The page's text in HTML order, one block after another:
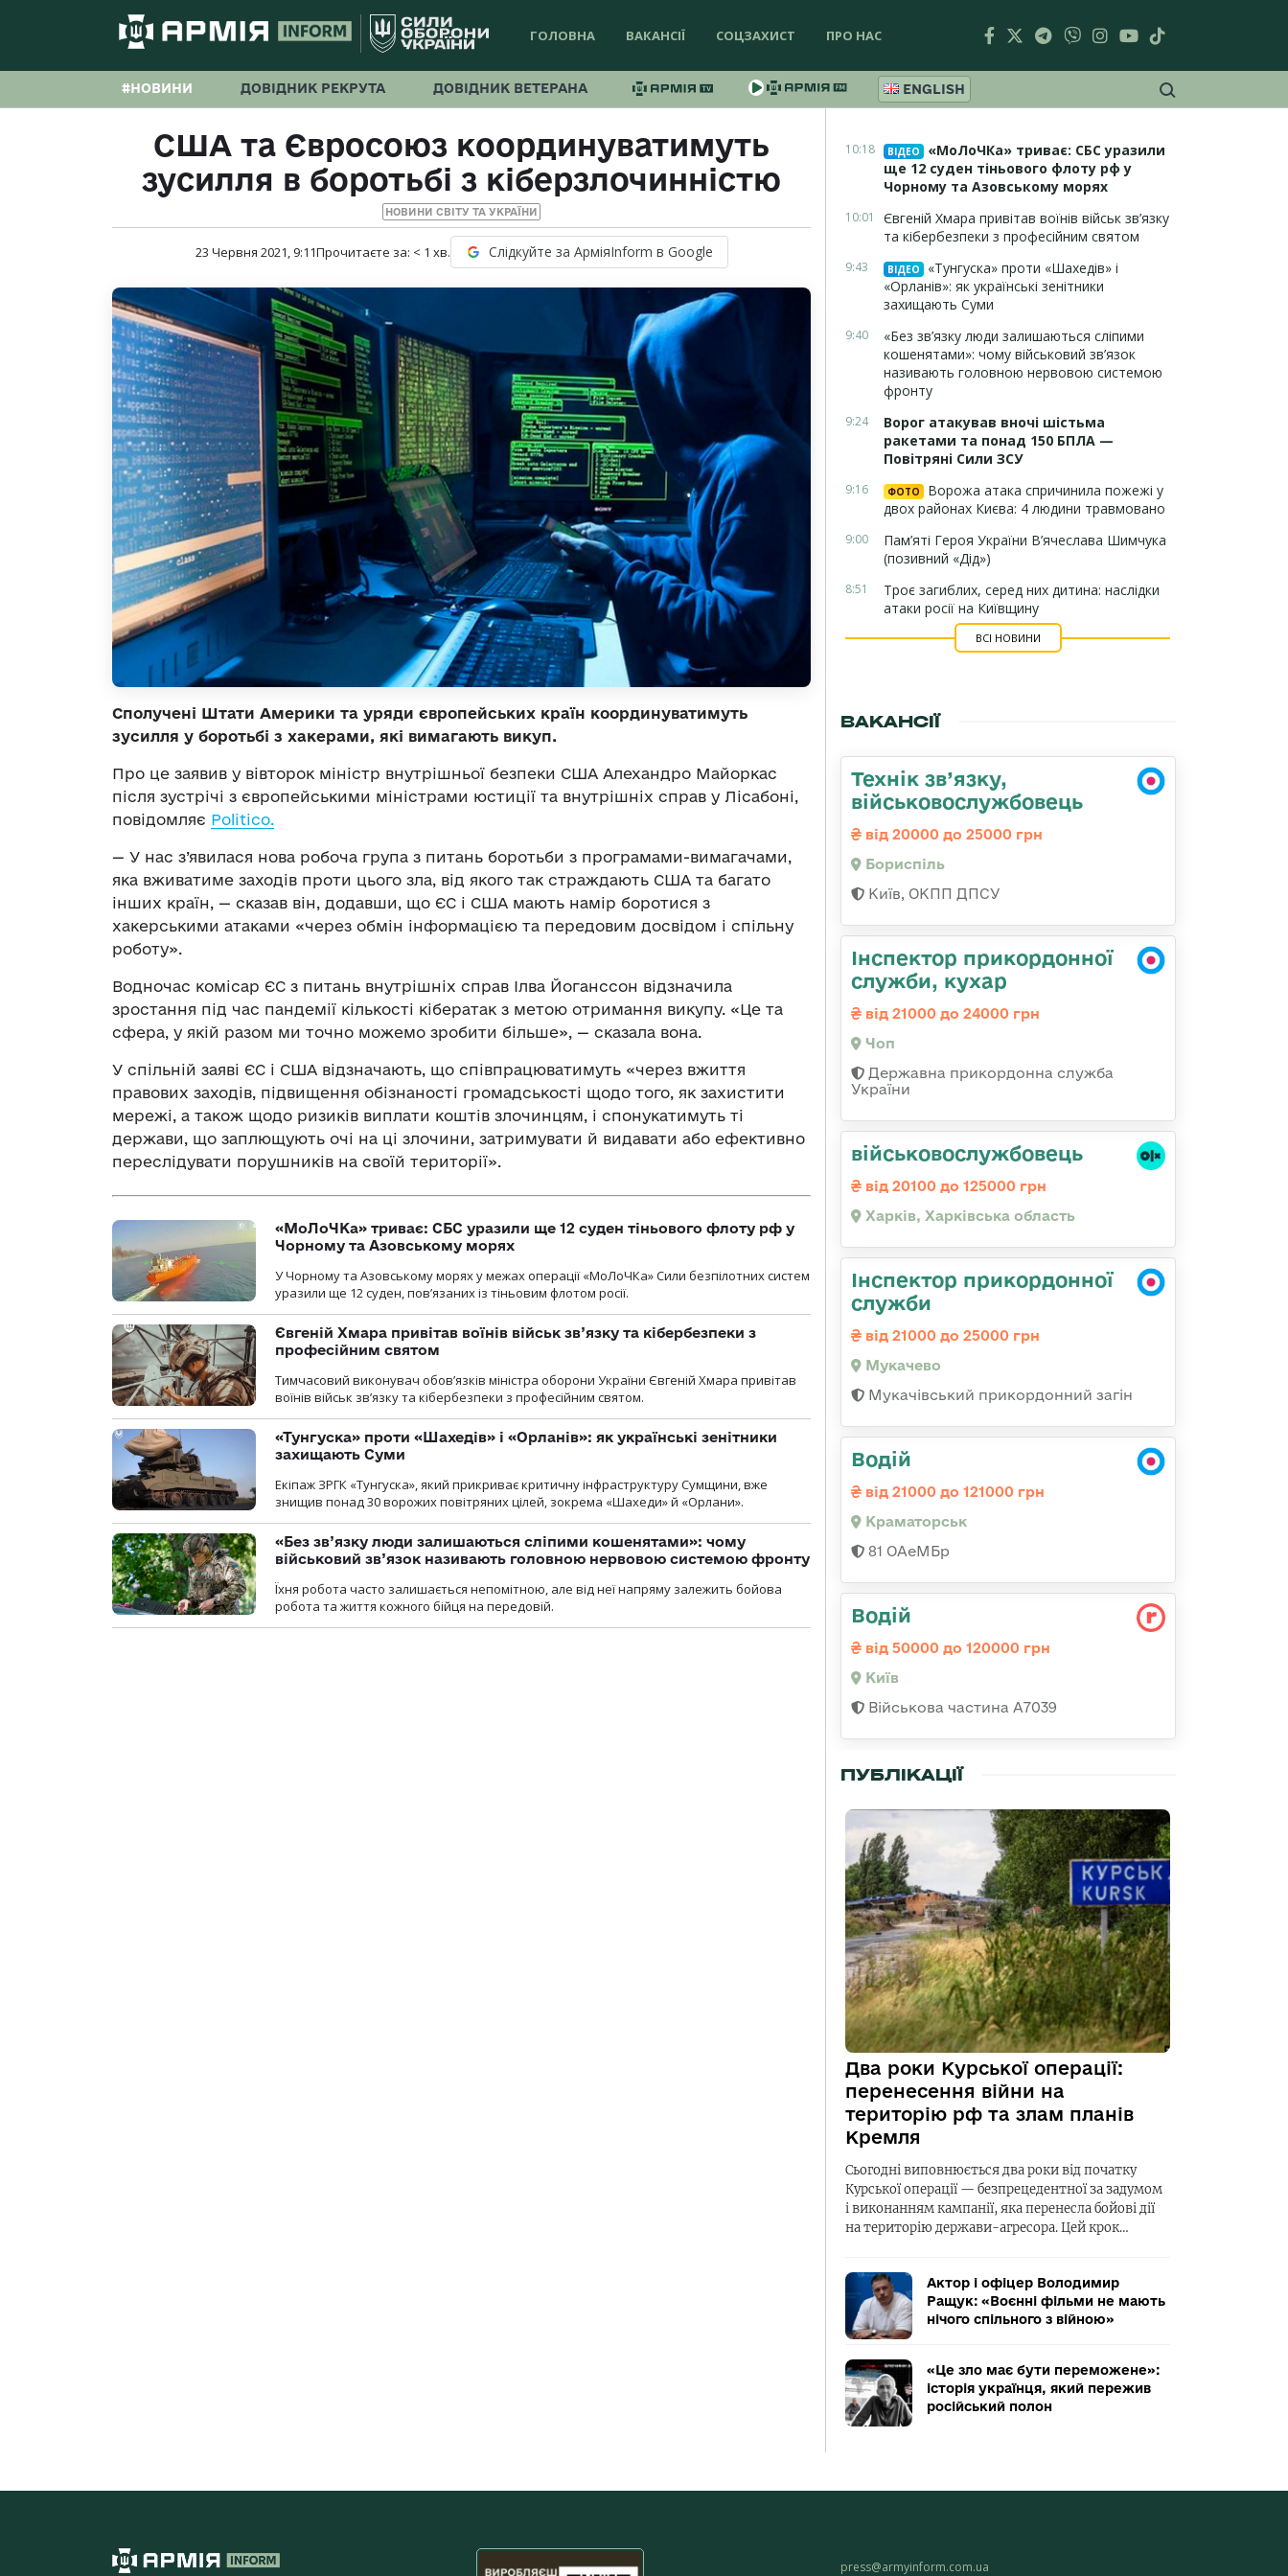
ГОЛОВНА ВАКАНСІЇ СОЦЗАХИСТ ПРО НАС
#НОВИНИ ДОВІДНИК РЕКРУТА ДОВІДНИК ВЕТЕРАНА ENGLISH
США та Євросоюз координуватимуть
зусилля в боротьбі з кіберзлочинністю
НОВИНИ СВІТУ ТА УКРАЇНИ
23 Червня 2021, 9:11Прочитаєте за: < 1 хв. Слідкуйте за АрміяInform в Google
Сполучені Штати Америки та уряди європейських країн координуватимуть
зусилля у боротьбі з хакерами, які вимагають викуп.
Про це заявив у вівторок міністр внутрішньої безпеки США Алехандро Майоркас
після зустрічі з європейськими міністрами юстиції та внутрішніх справ у Лісабоні,
повідомляє Рolitico.
— У нас з’явилася нова робоча група з питань боротьби з програмами-вимагачами,
яка вживатиме заходів проти цього зла, від якого так страждають США та багато
інших країн, — сказав він, додавши, що ЄС і США мають намір боротися з
хакерськими атаками «через обмін інформацією та передовим досвідом і спільну
роботу».
Водночас комісар ЄС з питань внутрішніх справ Ілва Йоганссон відзначила
зростання під час пандемії кількості кібератак з метою отримання викупу. «Це та
сфера, у якій разом ми точно можемо зробити більше», — сказала вона.
У спільній заяві ЄС і США відзначають, що співпрацюватимуть «через вжиття
правових заходів, підвищення обізнаності громадськості щодо того, як захистити
мережі, а також щодо ризиків виплати коштів злочинцям, і спонукатимуть ті
держави, що заплющують очі на ці злочини, затримувати й видавати або ефективно
переслідувати порушників на своїй території».
«МоЛоЧКа» триває: СБС уразили ще 12 суден тіньового флоту рф у
Чорному та Азовському морях
У Чорному та Азовському морях у межах операції «МоЛоЧКа» Сили безпілотних систем
уразили ще 12 суден, пов’язаних із тіньовим флотом росії.
Євгеній Хмара привітав воїнів військ зв’язку та кібербезпеки з
професійним святом
Тимчасовий виконувач обов’язків міністра оборони України Євгеній Хмара привітав
воїнів військ зв’язку та кібербезпеки з професійним святом.
«Тунгуска» проти «Шахедів» і «Орланів»: як українські зенітники
захищають Суми
Екіпаж ЗРГК «Тунгуска», який прикриває критичну інфраструктуру Сумщини, вже
знищив понад 30 ворожих повітряних цілей, зокрема «Шахеди» й «Орлани».
«Без зв’язку люди залишаються сліпими кошенятами»: чому
військовий зв’язок називають головною нервовою системою фронту
Їхня робота часто залишається непомітною, але від неї напряму залежить бойова
робота та життя кожного бійця на передовій.
10:18 ВІДЕО
«МоЛоЧКа» триває: СБС уразили
ще 12 суден тіньового флоту рф у
Чорному та Азовському морях
10:01
Євгеній Хмара привітав воїнів військ зв’язку
та кібербезпеки з професійним святом
9:43 ВІДЕО
«Тунгуска» проти «Шахедів» і
«Орланів»: як українські зенітники
захищають Суми
9:40
«Без зв’язку люди залишаються сліпими
кошенятами»: чому військовий зв’язок
називають головною нервовою системою
фронту
9:24
Ворог атакував вночі шістьма
ракетами та понад 150 БПЛА —
Повітряні Сили ЗСУ
9:16 ФОТО
Ворожа атака спричинила пожежі у
двох районах Києва: 4 людини травмовано
9:00
Пам’яті Героя України В’ячеслава Шимчука
(позивний «Дід»)
8:51
Троє загиблих, серед них дитина: наслідки
атаки росії на Київщину
ВСІ НОВИНИ
ВАКАНСІЇ
Технік зв’язку,
військовослужбовець
від 20000 до 25000 грн
Бориспіль
Київ, ОКПП ДПСУ
Інспектор прикордонної
служби, кухар
від 21000 до 24000 грн
Чоп
Державна прикордонна служба
України
військовослужбовець
від 20100 до 125000 грн
Харків, Харківська область
Інспектор прикордонної
служби
від 21000 до 25000 грн
Мукачево
Мукачівський прикордонний загін
Водій
від 21000 до 121000 грн
Краматорськ
81 ОАеМБр
Водій
від 50000 до 120000 грн
Київ
Військова частина А7039
ПУБЛІКАЦІЇ
Два роки Курської операції:
перенесення війни на
територію рф та злам планів
Кремля
Сьогодні виповнюється два роки від початку
Курської операції — безпрецедентної за задумом
і виконанням кампанії, яка перенесла бойові дії
на територію держави-агресора. Цей крок…
Актор і офіцер Володимир
Ращук: «Воєнні фільми не мають
нічого спільного з війною»
«Це зло має бути переможене»:
історія українця, який пережив
російський полон
press@armyinform.com.ua